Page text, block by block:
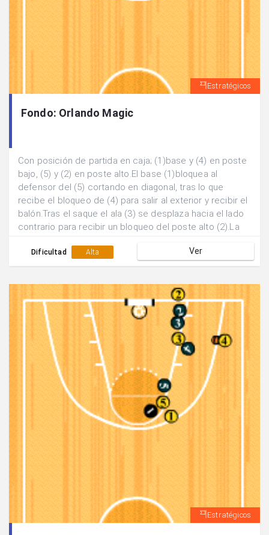
Estratégicos
Fondo: Orlando Magic
Con posición de partida en caja; (1)base y (4) en poste
bajo, (5) y (2) en poste alto.El base (1)bloquea al
defensor del (5) cortando en diagonal, tras lo que
recibe el bloqueo de (4) para salir al exterior y recibir el
balón.Tras el saque el ala (3) se desplaza hacia el lado
contrario para recibir un bloqueo del poste alto (2).La
posibilidades; a) Finalización del (1) en tiro. b) Pase al
(3) y finalización de éste.
Dificultad Alta Ver
Estratégicos